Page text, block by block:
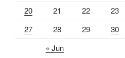
20
21 22 23
27
28 29 30
« Jun